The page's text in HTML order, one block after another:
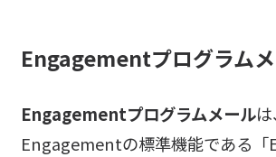
Engagementプログラム
Engagementプログラムメール
Engagementの標準機能である